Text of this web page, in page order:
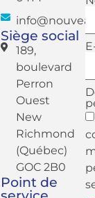
Siège social
189,
boulevard
Perron
Ouest
New
Richmond
(Québec)
GOC 2B0
Point de